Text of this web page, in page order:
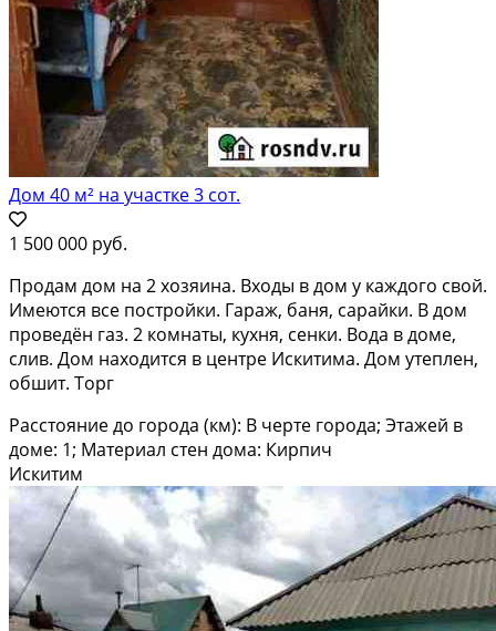
Дом 40 м² на участке 3 сот.
1 500 000 руб.
Продам дом на 2 хозяина. Входы в дом у каждого свой.
Имеются все постройки. Гараж, баня, сарайки. В дом
проведён газ. 2 комнаты, кухня, сенки. Вода в доме,
слив. Дом находится в центре Искитима. Дом утеплен,
обшит. Торг
Расстояние до города (км): В черте города; Этажей в
доме: 1; Материал стен дома: Кирпич
Искитим